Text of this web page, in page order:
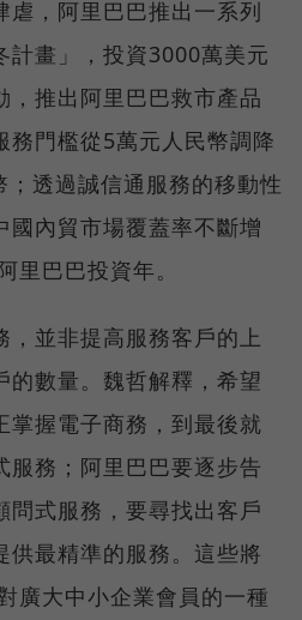
虐，阿里巴巴推出一系列
計畫」，投資3000萬美元
，推出阿里巴巴救市產品
務門檻從5萬元人民幣調降
透過誠信通服務的移動性
國內貿市場覆蓋率不斷增
里巴巴投資年。
，並非提高服務客戶的上
的數量。魏哲解釋，希望
掌握電子商務，到最後就
服務；阿里巴巴要逐步告
問式服務，要尋找出客戶
供最精準的服務。這些將
廣大中小企業會員的一種